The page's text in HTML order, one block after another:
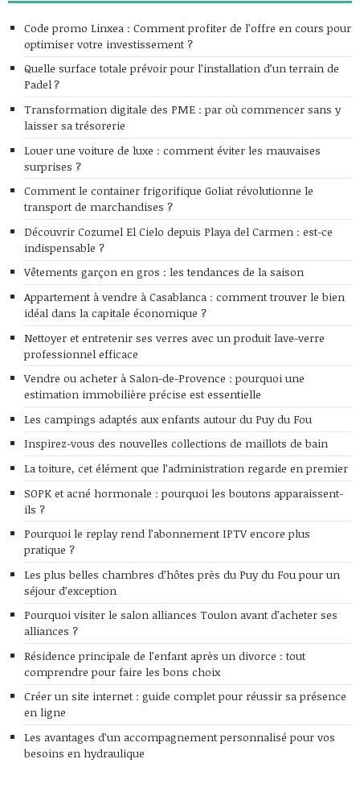
Code promo Linxea : Comment profiter de l’offre en cours pour
optimiser votre investissement ?
Quelle surface totale prévoir pour l’installation d’un terrain de
Padel ?
Transformation digitale des PME : par où commencer sans y
laisser sa trésorerie
Louer une voiture de luxe : comment éviter les mauvaises
surprises ?
Comment le container frigorifique Goliat révolutionne le
transport de marchandises ?
Découvrir Cozumel El Cielo depuis Playa del Carmen : est-ce
indispensable ?
Vêtements garçon en gros : les tendances de la saison
Appartement à vendre à Casablanca : comment trouver le bien
idéal dans la capitale économique ?
Nettoyer et entretenir ses verres avec un produit lave-verre
professionnel efficace
Vendre ou acheter à Salon-de-Provence : pourquoi une
estimation immobilière précise est essentielle
Les campings adaptés aux enfants autour du Puy du Fou
Inspirez-vous des nouvelles collections de maillots de bain
La toiture, cet élément que l’administration regarde en premier
SOPK et acné hormonale : pourquoi les boutons apparaissent-
ils ?
Pourquoi le replay rend l’abonnement IPTV encore plus
pratique ?
Les plus belles chambres d’hôtes près du Puy du Fou pour un
séjour d’exception
Pourquoi visiter le salon alliances Toulon avant d’acheter ses
alliances ?
Résidence principale de l’enfant après un divorce : tout
comprendre pour faire les bons choix
Créer un site internet : guide complet pour réussir sa présence
en ligne
Les avantages d’un accompagnement personnalisé pour vos
besoins en hydraulique